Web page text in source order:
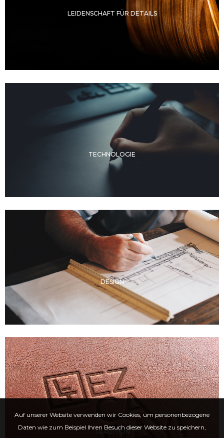
Auf unserer Website verwenden wir Cookies, um personenbezogene
Daten wie zum Beispiel Ihren Besuch dieser Website zu speichern,
LEIDENSCHAFT FÜR DETAILS
TECHNOLOGIE
DESIGN
TRADITION